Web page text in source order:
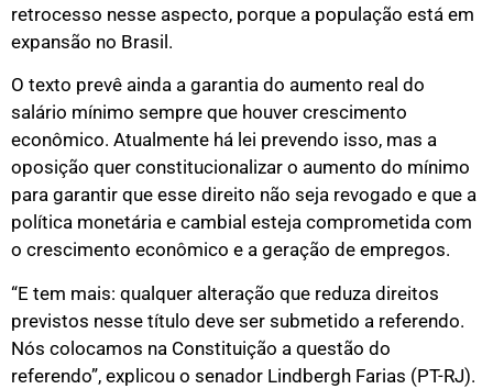
retrocesso nesse aspecto, porque a população está em
expansão no Brasil.
O texto prevê ainda a garantia do aumento real do
salário mínimo sempre que houver crescimento
econômico. Atualmente há lei prevendo isso, mas a
oposição quer constitucionalizar o aumento do mínimo
para garantir que esse direito não seja revogado e que a
política monetária e cambial esteja comprometida com
o crescimento econômico e a geração de empregos.
“E tem mais: qualquer alteração que reduza direitos
previstos nesse título deve ser submetido a referendo.
Nós colocamos na Constituição a questão do
referendo”, explicou o senador Lindbergh Farias (PT-RJ).